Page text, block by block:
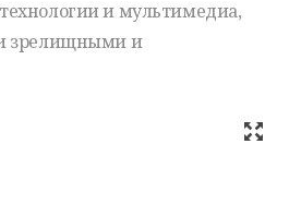
и мультимедиа,
зрелищными и